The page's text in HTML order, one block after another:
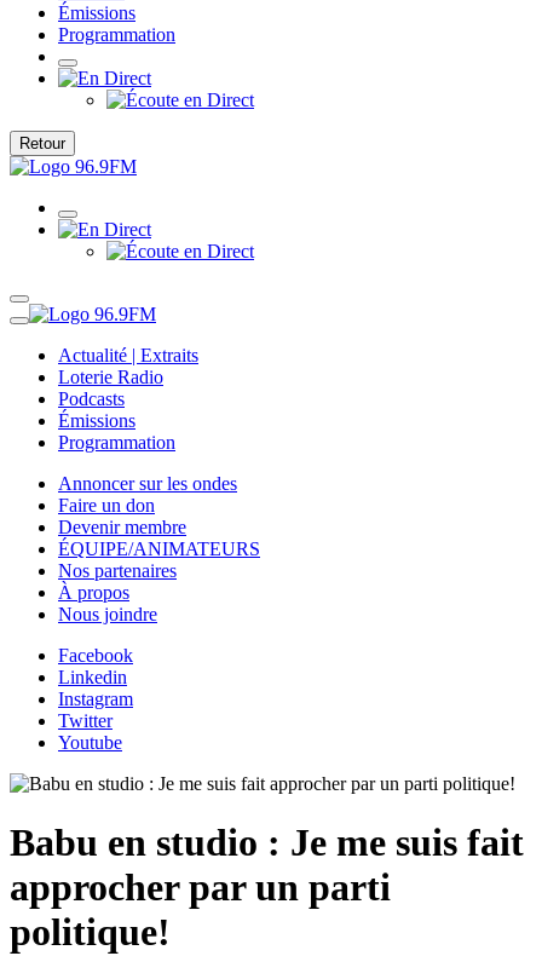
Émissions
Programmation
Retour
Actualité | Extraits
Loterie Radio
Podcasts
Émissions
Programmation
Annoncer sur les ondes
Faire un don
Devenir membre
ÉQUIPE/ANIMATEURS
Nos partenaires
À propos
Nous joindre
Facebook
Linkedin
Instagram
Twitter
Youtube
Babu en studio : Je me suis fait
approcher par un parti
politique!